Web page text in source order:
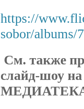
https://
sobor/albums/
См. также
слайд-шоу